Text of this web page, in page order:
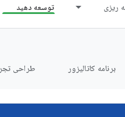
ریزی توسعه دهید
برنامه کاتالیزور طراحی